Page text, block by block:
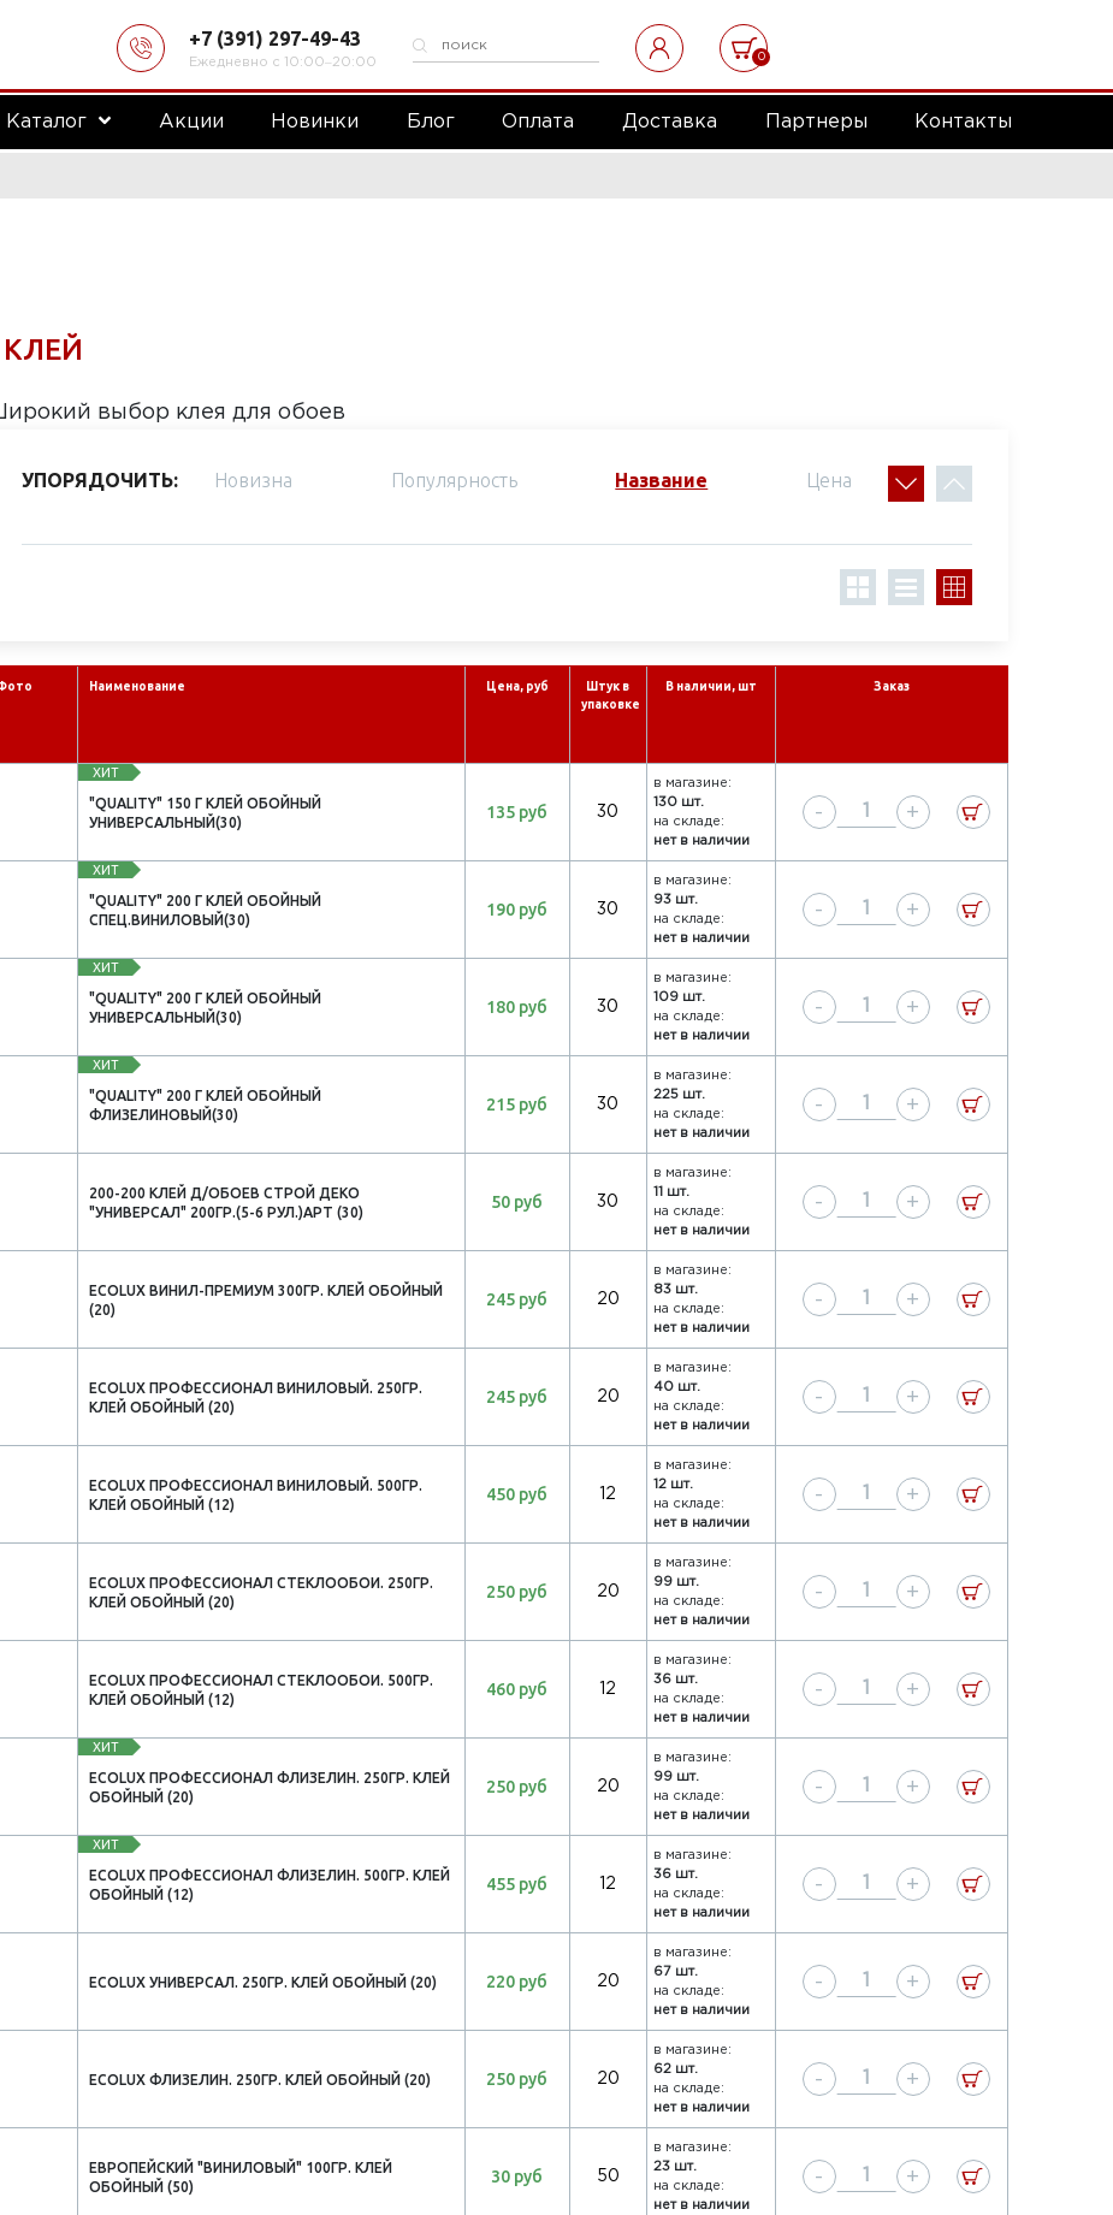
+7 (391) 297-49-43
Ежедневно с 10:00‒20:00 0
Каталог Акции Новинки Блог Оплата Доставка Партнеры Контакты
КЛЕЙ
выбор клея для обоев
УПОРЯДОЧИТЬ: Новизна Популярность Название Цена
Наименование Цена, руб
Штук в
упаковке
В наличии, шт Заказ
ХИТ
"QUALITY" 150 Г КЛЕЙ ОБОЙНЫЙ
УНИВЕРСАЛЬНЫЙ(30)
135 руб 30
в магазине:
130 шт.
на складе:
нет в наличии
- +
ХИТ
"QUALITY" 200 Г КЛЕЙ ОБОЙНЫЙ
СПЕЦ.ВИНИЛОВЫЙ(30)
190 руб 30
в магазине:
93 шт.
на складе:
нет в наличии
- +
ХИТ
"QUALITY" 200 Г КЛЕЙ ОБОЙНЫЙ
УНИВЕРСАЛЬНЫЙ(30)
180 руб 30
в магазине:
109 шт.
на складе:
нет в наличии
- +
ХИТ
"QUALITY" 200 Г КЛЕЙ ОБОЙНЫЙ
ФЛИЗЕЛИНОВЫЙ(30)
215 руб 30
в магазине:
225 шт.
на складе:
нет в наличии
- +
200-200 КЛЕЙ Д/ОБОЕВ СТРОЙ ДЕКО
"УНИВЕРСАЛ" 200ГР.(5-6 РУЛ.)АРТ (30)
50 руб 30
в магазине:
11 шт.
на складе:
нет в наличии
- +
ECOLUX ВИНИЛ-ПРЕМИУМ 300ГР. КЛЕЙ ОБОЙНЫЙ
(20)
245 руб 20
в магазине:
83 шт.
на складе:
нет в наличии
- +
ECOLUX ПРОФЕССИОНАЛ ВИНИЛОВЫЙ. 250ГР.
КЛЕЙ ОБОЙНЫЙ (20)
245 руб 20
в магазине:
40 шт.
на складе:
нет в наличии
- +
ECOLUX ПРОФЕССИОНАЛ ВИНИЛОВЫЙ. 500ГР.
КЛЕЙ ОБОЙНЫЙ (12)
450 руб 12
в магазине:
12 шт.
на складе:
нет в наличии
- +
ECOLUX ПРОФЕССИОНАЛ СТЕКЛООБОИ. 250ГР.
КЛЕЙ ОБОЙНЫЙ (20)
250 руб 20
в магазине:
99 шт.
на складе:
нет в наличии
- +
ECOLUX ПРОФЕССИОНАЛ СТЕКЛООБОИ. 500ГР.
КЛЕЙ ОБОЙНЫЙ (12)
460 руб 12
в магазине:
36 шт.
на складе:
нет в наличии
- +
ХИТ
ECOLUX ПРОФЕССИОНАЛ ФЛИЗЕЛИН. 250ГР. КЛЕЙ
ОБОЙНЫЙ (20)
250 руб 20
в магазине:
99 шт.
на складе:
нет в наличии
- +
ХИТ
ECOLUX ПРОФЕССИОНАЛ ФЛИЗЕЛИН. 500ГР. КЛЕЙ
ОБОЙНЫЙ (12)
455 руб 12
в магазине:
36 шт.
на складе:
нет в наличии
- +
ECOLUX УНИВЕРСАЛ. 250ГР. КЛЕЙ ОБОЙНЫЙ (20) 220 руб 20
в магазине:
67 шт.
на складе:
нет в наличии
- +
ECOLUX ФЛИЗЕЛИН. 250ГР. КЛЕЙ ОБОЙНЫЙ (20) 250 руб 20
в магазине:
62 шт.
на складе:
нет в наличии
- +
ЕВРОПЕЙСКИЙ "ВИНИЛОВЫЙ" 100ГР. КЛЕЙ
ОБОЙНЫЙ (50)
30 руб 50
в магазине:
23 шт.
на складе:
нет в наличии
- +